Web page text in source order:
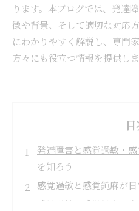
ります。本ブログでは、発達
徴や背景、そして適切な対応
にわかりやすく解説し、専門
方々にも役立つ情報を提供しま
発達障害と感覚過敏・
を知ろう
感覚過敏と感覚鈍麻が
感覚過敏と感覚鈍麻が